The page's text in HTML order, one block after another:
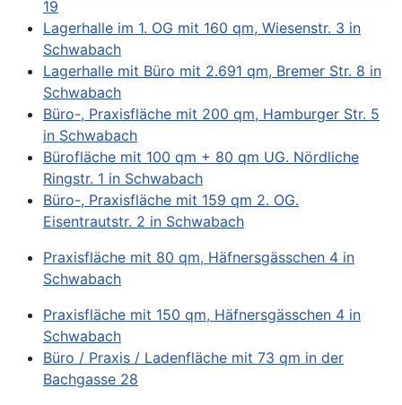
19
Lagerhalle im 1. OG mit 160 qm, Wiesenstr. 3 in
Schwabach
Lagerhalle mit Büro mit 2.691 qm, Bremer Str. 8 in
Schwabach
Büro-, Praxisfläche mit 200 qm, Hamburger Str. 5
in Schwabach
Bürofläche mit 100 qm + 80 qm UG. Nördliche
Ringstr. 1 in Schwabach
Büro-, Praxisfläche mit 159 qm 2. OG.
Eisentrautstr. 2 in Schwabach
Praxisfläche mit 80 qm, Häfnersgässchen 4 in
Schwabach
Praxisfläche mit 150 qm, Häfnersgässchen 4 in
Schwabach
Büro / Praxis / Ladenfläche mit 73 qm in der
Bachgasse 28